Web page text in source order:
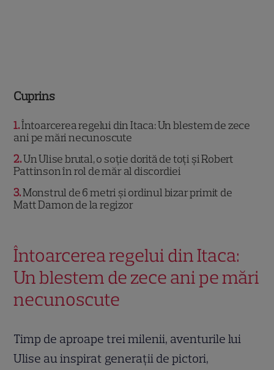
Cuprins
1 Întoarcerea regelui din Itaca: Un blestem de zece
ani pe mări necunoscute
2 Un Ulise brutal, o soție dorită de toți și Robert
Pattinson în rol de măr al discordiei
3 Monstrul de 6 metri și ordinul bizar primit de
Matt Damon de la regizor
Întoarcerea regelui din Itaca:
Un blestem de zece ani pe mări
necunoscute
Timp de aproape trei milenii, aventurile lui
Ulise au inspirat generații de pictori,